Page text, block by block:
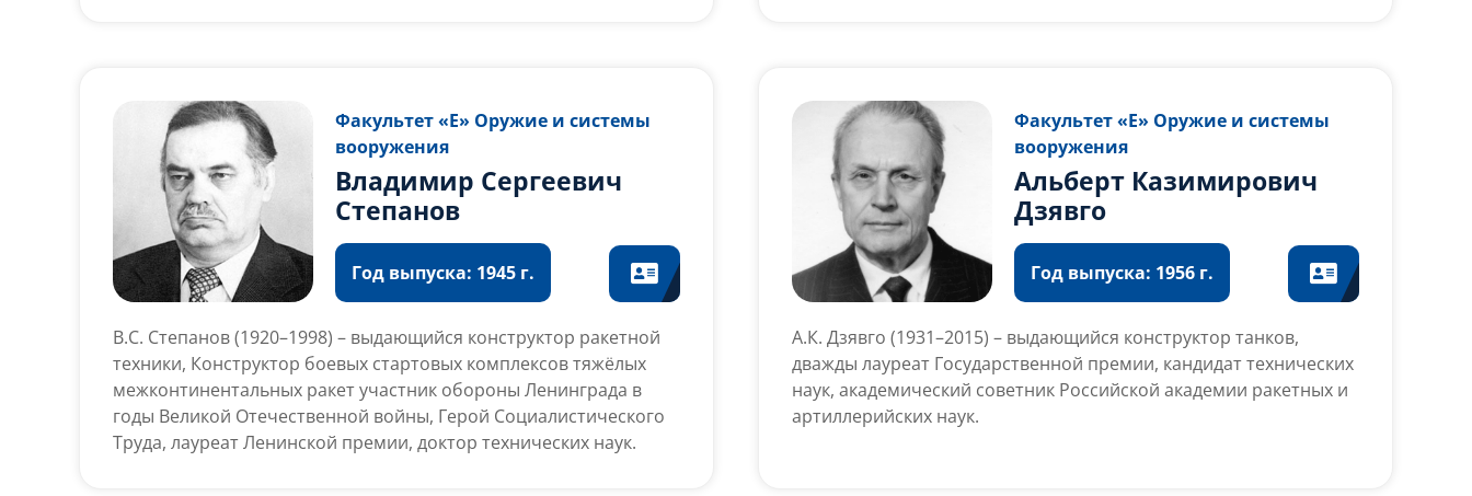
Факультет «Е» Оружие и системы
вооружения
Владимир Сергеевич
Степанов
Год выпуска: 1945 г.
В.С. Степанов (1920–1998) – выдающийся конструктор ракетной
техники, Конструктор боевых стартовых комплексов тяжёлых
межконтинентальных ракет участник обороны Ленинграда в
годы Великой Отечественной войны, Герой Социалистического
Труда, лауреат Ленинской премии, доктор технических наук.
Факультет «Е» Оружие и системы
вооружения
Альберт Казимирович
Дзявго
Год выпуска: 1956 г.
А.К. Дзявго (1931–2015) – выдающийся конструктор танков,
дважды лауреат Государственной премии, кандидат технических
наук, академический советник Российской академии ракетных и
артиллерийских наук.